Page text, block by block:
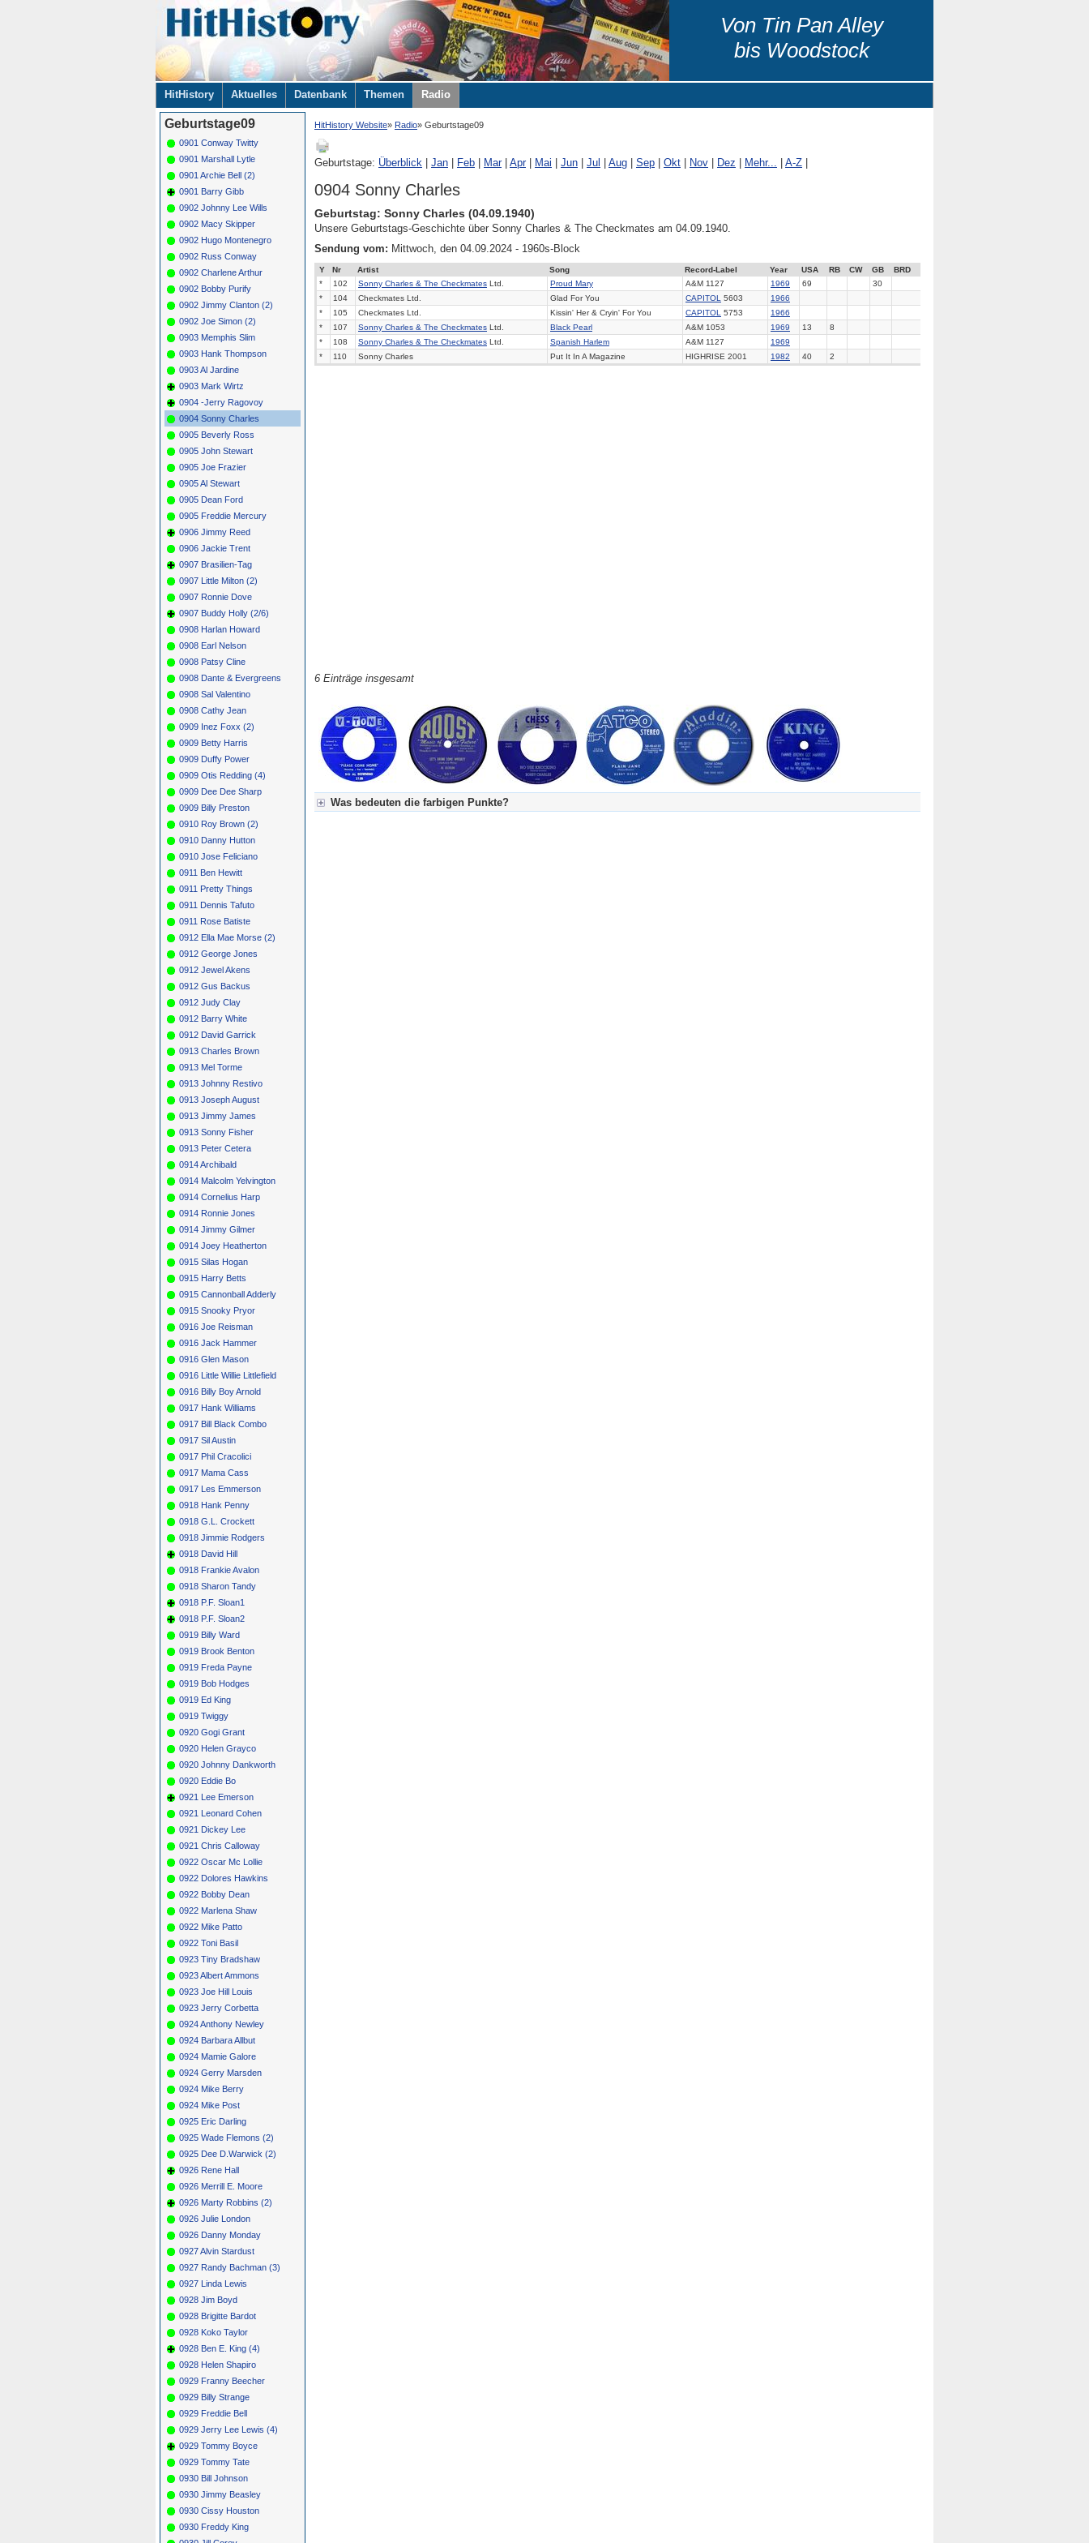
Von Tin Pan Alley
bis Woodstock
Navigation
überspringen
HitHistory Aktuelles Datenbank Themen Radio
HitHistory Website Radio Geburtstage09
Geburtstage: Überblick Jan Feb Mar| Apr| Mai Jun Jul Aug Sep Okt Nov Dez Mehr... A-Z
0904 Sonny Charles
Geburtstag: Sonny Charles (04.09.1940)
Unsere Geburtstags-Geschichte über Sonny Charles & The Checkmates am 04.09.1940.
Sendung vom: Mittwoch, den 04.09.2024 - 1960s-Block
Y Nr Artist Song Record-Label Year USA RB CW GB
BRD
*
102 Sonny Charles & The Checkmates Ltd. Proud Mary A&M 1127 1969 69
30
*
104 Checkmates Ltd. Glad For You CAPITOL 5603
1966
*
105 Checkmates Ltd. Kissin' Her & Cryin' For You CAPITOL 5753
1966
*
107 Sonny Charles & The Checkmates Ltd. Black Pearl A&M 1053 1969 13
8
*
108 Sonny Charles & The Checkmates Ltd. Spanish Harlem A&M 1127
1969
*
110 Sonny Charles Put It In A Magazine HIGHRISE 2001 1982 40 2
6 Einträge insgesamt
Was bedeuten die farbigen Punkte?
Geburtstage09
0901 Conway Twitty
0901 Marshall Lytle
0901 Archie Bell (2)
0901 Barry Gibb
0902 Johnny Lee Wills
0902 Macy Skipper
0902 Hugo Montenegro
0902 Russ Conway
0902 Charlene Arthur
0902 Bobby Purify
0902 Jimmy Clanton (2)
0902 Joe Simon (2)
0903 Memphis Slim
0903 Hank Thompson
0903 Al Jardine
0903 Mark Wirtz
0904 -Jerry Ragovoy
0904 Sonny Charles
0905 Beverly Ross
0905 John Stewart
0905 Joe Frazier
0905 Al Stewart
0905 Dean Ford
0905 Freddie Mercury
0906 Jimmy Reed
0906 Jackie Trent
0907 Brasilien-Tag
0907 Little Milton (2)
0907 Ronnie Dove
0907 Buddy Holly (2/6)
0908 Harlan Howard
0908 Earl Nelson
0908 Patsy Cline
0908 Dante & Evergreens
0908 Sal Valentino
0908 Cathy Jean
0909 Inez Foxx (2)
0909 Betty Harris
0909 Duffy Power
0909 Otis Redding (4)
0909 Dee Dee Sharp
0909 Billy Preston
0910 Roy Brown (2)
0910 Danny Hutton
0910 Jose Feliciano
0911 Ben Hewitt
0911 Pretty Things
0911 Dennis Tafuto
0911 Rose Batiste
0912 Ella Mae Morse (2)
0912 George Jones
0912 Jewel Akens
0912 Gus Backus
0912 Judy Clay
0912 Barry White
0912 David Garrick
0913 Charles Brown
0913 Mel Torme
0913 Johnny Restivo
0913 Joseph August
0913 Jimmy James
0913 Sonny Fisher
0913 Peter Cetera
0914 Archibald
0914 Malcolm Yelvington
0914 Cornelius Harp
0914 Ronnie Jones
0914 Jimmy Gilmer
0914 Joey Heatherton
0915 Silas Hogan
0915 Harry Betts
0915 Cannonball Adderly
0915 Snooky Pryor
0916 Joe Reisman
0916 Jack Hammer
0916 Glen Mason
0916 Little Willie Littlefield
0916 Billy Boy Arnold
0917 Hank Williams
0917 Bill Black Combo
0917 Sil Austin
0917 Phil Cracolici
0917 Mama Cass
0917 Les Emmerson
0918 Hank Penny
0918 G.L. Crockett
0918 Jimmie Rodgers
0918 David Hill
0918 Frankie Avalon
0918 Sharon Tandy
0918 P.F. Sloan1
0918 P.F. Sloan2
0919 Billy Ward
0919 Brook Benton
0919 Freda Payne
0919 Bob Hodges
0919 Ed King
0919 Twiggy
0920 Gogi Grant
0920 Helen Grayco
0920 Johnny Dankworth
0920 Eddie Bo
0921 Lee Emerson
0921 Leonard Cohen
0921 Dickey Lee
0921 Chris Calloway
0922 Oscar Mc Lollie
0922 Dolores Hawkins
0922 Bobby Dean
0922 Marlena Shaw
0922 Mike Patto
0922 Toni Basil
0923 Tiny Bradshaw
0923 Albert Ammons
0923 Joe Hill Louis
0923 Jerry Corbetta
0924 Anthony Newley
0924 Barbara Allbut
0924 Mamie Galore
0924 Gerry Marsden
0924 Mike Berry
0924 Mike Post
0925 Eric Darling
0925 Wade Flemons (2)
0925 Dee D.Warwick (2)
0926 Rene Hall
0926 Merrill E. Moore
0926 Marty Robbins (2)
0926 Julie London
0926 Danny Monday
0927 Alvin Stardust
0927 Randy Bachman (3)
0927 Linda Lewis
0928 Jim Boyd
0928 Brigitte Bardot
0928 Koko Taylor
0928 Ben E. King (4)
0928 Helen Shapiro
0929 Franny Beecher
0929 Billy Strange
0929 Freddie Bell
0929 Jerry Lee Lewis (4)
0929 Tommy Boyce
0929 Tommy Tate
0930 Bill Johnson
0930 Jimmy Beasley
0930 Cissy Houston
0930 Freddy King